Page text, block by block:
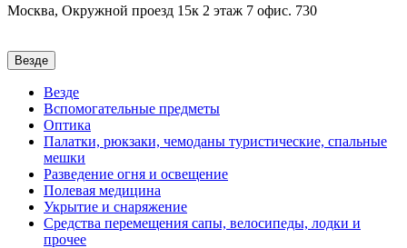
Москва, Окружной проезд 15к 2 этаж 7 офис. 730
Везде
Везде
Вспомогательные предметы
Оптика
Палатки, рюкзаки, чемоданы туристические, спальные
мешки
Разведение огня и освещение
Полевая медицина
Укрытие и снаряжение
Средства перемещения сапы, велосипеды, лодки и
прочее